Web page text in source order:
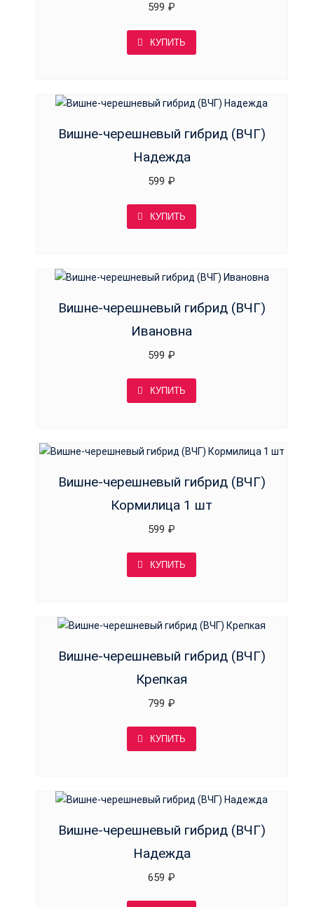
599 ₽
КУПИТЬ
Вишне-черешневый гибрид (ВЧГ)
Надежда
599 ₽
КУПИТЬ
Вишне-черешневый гибрид (ВЧГ)
Ивановна
599 ₽
КУПИТЬ
Вишне-черешневый гибрид (ВЧГ)
Кормилица 1 шт
599 ₽
КУПИТЬ
Вишне-черешневый гибрид (ВЧГ)
Крепкая
799 ₽
КУПИТЬ
Вишне-черешневый гибрид (ВЧГ)
Надежда
659 ₽